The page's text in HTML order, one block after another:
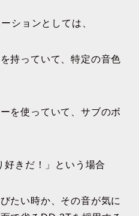
ションとしては、
持っていて、特定の音色
を使っていて、サブのボ
好きだ！」という場合
たい時か、その音が気に